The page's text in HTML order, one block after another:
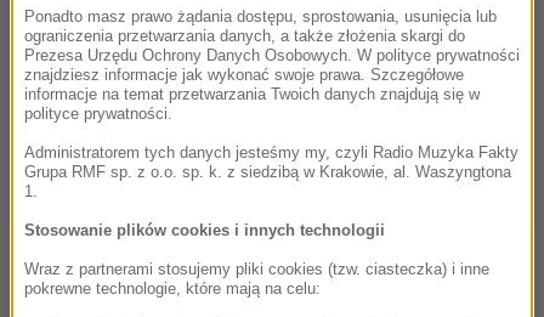
(mn)
Ponadto masz prawo żądania dostępu, sprostowania, usunięcia lub
ograniczenia przetwarzania danych, a także złożenia skargi do
Prezesa Urzędu Ochrony Danych Osobowych. W polityce prywatności
znajdziesz informacje jak wykonać swoje prawa. Szczegółowe
informacje na temat przetwarzania Twoich danych znajdują się w
polityce prywatności.
Administratorem tych danych jesteśmy my, czyli Radio Muzyka Fakty
Grupa RMF sp. z o.o. sp. k. z siedzibą w Krakowie, al. Waszyngtona
1.
Stosowanie plików cookies i innych technologii
Wraz z partnerami stosujemy pliki cookies (tzw. ciasteczka) i inne
pokrewne technologie, które mają na celu: